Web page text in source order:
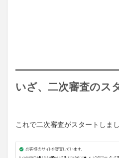
いざ、二次審査のス
これで二次審査がスタートしまし